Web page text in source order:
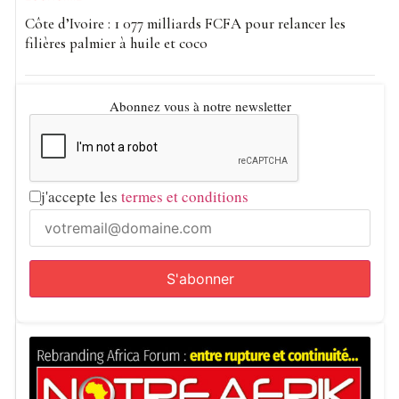
de pétrole. Elle relance également le débat sur la nécessité
d’investir dans des alternatives énergétiques locales afin
de réduire l’exposition aux crises internationales et aux
chocs pétroliers.
Côte d’Ivoire : 1 077 milliards FCFA pour relancer les
filières palmier à huile et coco
Abonnez vous à notre newsletter
j'accepte les termes et conditions